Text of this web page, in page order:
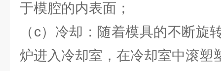
于模腔的内表面；
（c）冷却：随着模具的不断旋
炉进入冷却室，在冷却室中滚塑